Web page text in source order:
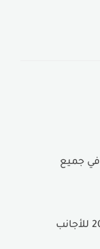
وظائف الصحف الكويتية 28-07-2026 في جميع
وظائف الكويت اليوم بتاريخ 28-07-2026 للأجانب